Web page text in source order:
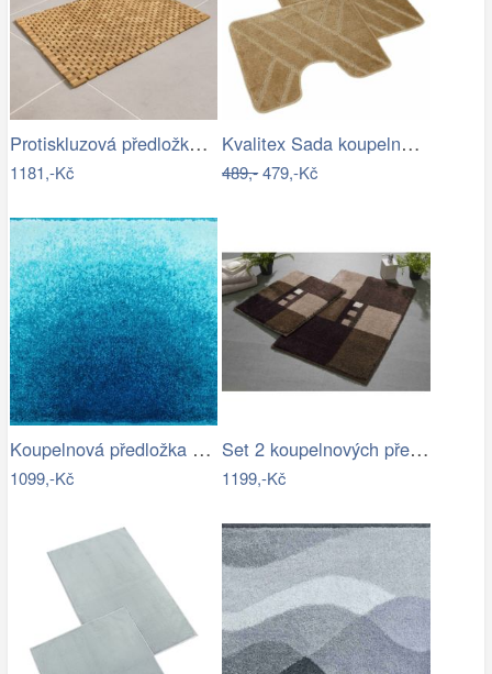
Protiskluzová předložka do koupelny,…
1181,-Kč
Kvalitex Sada koupelnových předložek…
489,-479,-Kč
Koupelnová předložka SUNSHINE
1099,-Kč
Set 2 koupelnových předložek MERKUR
1199,-Kč